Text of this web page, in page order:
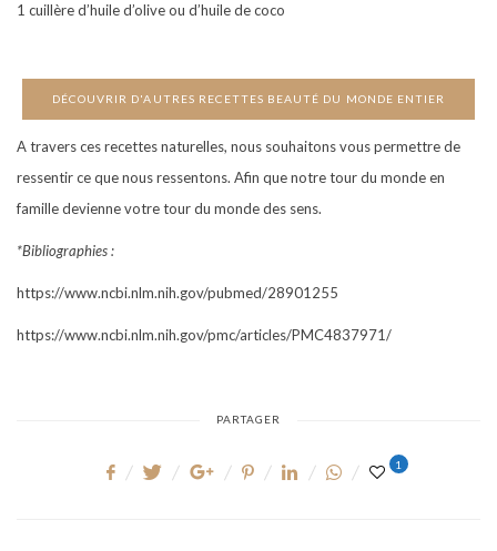
1 cuillère d’huile d’olive ou d’huile de coco
DÉCOUVRIR D'AUTRES RECETTES BEAUTÉ DU MONDE ENTIER
A travers ces recettes naturelles, nous souhaitons vous permettre de
ressentir ce que nous ressentons. Afin que notre tour du monde en
famille devienne votre tour du monde des sens.
*Bibliographies :
https://www.ncbi.nlm.nih.gov/pubmed/28901255
https://www.ncbi.nlm.nih.gov/pmc/articles/PMC4837971/
PARTAGER
1